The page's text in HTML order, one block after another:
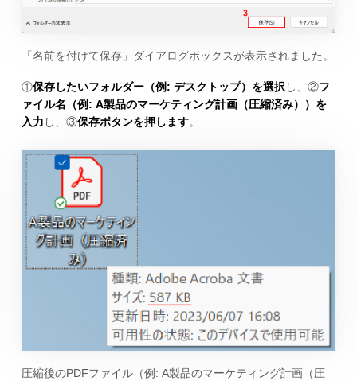
「名前を付けて保存」ダイアログボックスが表示されました。
①保存したいフォルダー（例: デスクトップ）を選択 し、②フ
ァイル名（例: A製品のマーケティング計画（圧縮済み））を
入力 し、③保存ボタンを押します。
圧縮後のPDFファイル（例: A製品のマーケティング計画（圧